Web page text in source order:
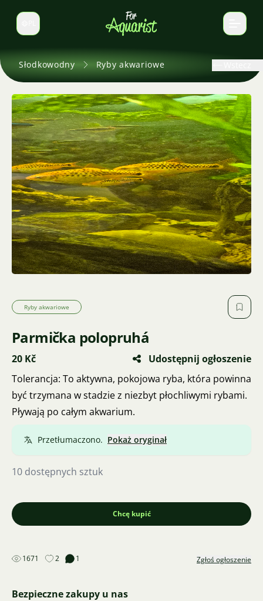
Zmień język
Słodkowodny Ryby akwariowe
Ryby akwariowe
Parmička polopruhá
20 Kč
Udostępnij ogłoszenie
Tolerancja: To aktywna, pokojowa ryba, która powinna
być trzymana w stadzie z niezbyt płochliwymi rybami.
Pływają po całym akwarium.
Przetłumaczono. Pokaż oryginał
10 dostępnych sztuk
Chcę kupić
1671 2 1 Zgłoś ogłoszenie
Bezpieczne zakupy u nas